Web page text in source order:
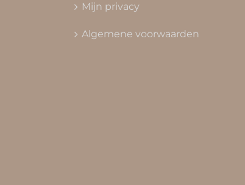
Mijn privacy
Algemene voorwaarden